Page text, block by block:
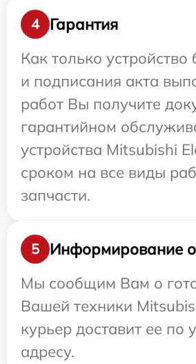
4
Гарантия
Как только устройство
и подписания акта
работ Вы получите
гарантийном
устройства Mitsubishi
сроком на все виды
запчасти.
5
Информирование о
Мы сообщим Вам о
Вашей техники
курьер доставит ее по
адресу.